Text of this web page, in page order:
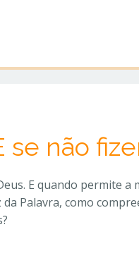
se não
E quando permite a
da Palavra, como